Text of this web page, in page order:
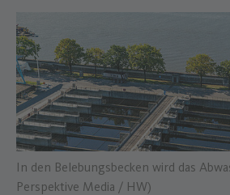
In den Belebungsbecken wird das
Perspektive Media / HW)